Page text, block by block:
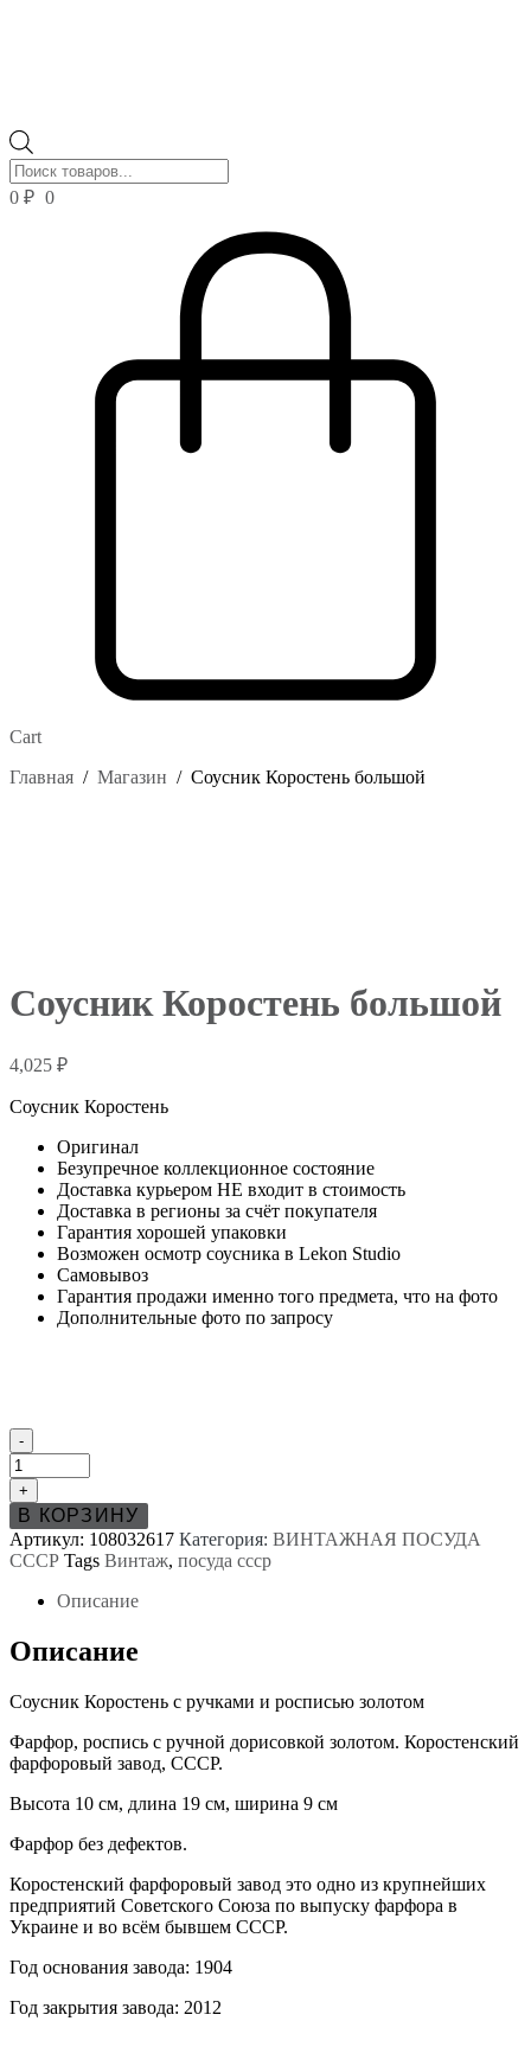
товаров
0 ₽ 0
Cart
Главная / Магазин / Соусник Коростень большой
Соусник Коростень большой
4,025 ₽
Соусник Коростень
Оригинал
Безупречное коллекционное состояние
Доставка курьером НЕ входит в стоимость
Доставка в регионы за счёт покупателя
Гарантия хорошей упаковки
Возможен осмотр соусника в Lekon Studio
Самовывоз
Гарантия продажи именно того предмета, что на фото
Дополнительные фото по запросу
Количество
товара
Соусник
Коростень
большой
-
+
В КОРЗИНУ
Артикул: 108032617 Категория: ВИНТАЖНАЯ ПОСУДА
СССР Tags Винтаж, посуда ссср
Описание
Описание
Соусник Коростень с ручками и росписью золотом
Фарфор, роспись с ручной дорисовкой золотом. Коростенский
фарфоровый завод, СССР.
Высота 10 см, длина 19 см, ширина 9 см
Фарфор без дефектов.
Коростенский фарфоровый завод это одно из крупнейших
предприятий Советского Союза по выпуску фарфора в
Украине и во всём бывшем СССР.
Год основания завода: 1904
Год закрытия завода: 2012